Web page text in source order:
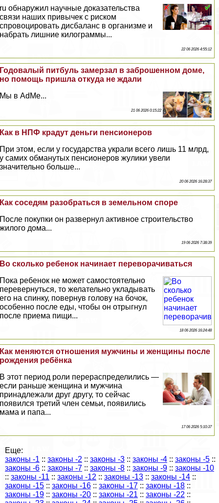
ru обнаружил научные доказательства
связи наших привычек с риском
спровоцировать дисбаланс в организме и
набрать лишние килограммы...
22 06 2026 4:55:12
Годовалый питбуль замерзал в заброшенном доме,
но помощь пришла откуда не ждали
Мы в AdMe...
21 06 2026 0:15:22
Как в НПФ крадут деньги пенсионеров
При этом, если у государства украли всего лишь 11 млрд,
у самих обманутых пенсионеров жулики увели
значительно больше...
20 06 2026 16:28:37
Как соседям разобраться в земельном споре
После покупки он развернул активное строительство
жилого дома...
19 06 2026 7:38:39
Во сколько ребенок начинает переворачиваться
Пока ребенок не может самостоятельно
перевернуться, то желательно укладывать
его на спинку, повернув голову на бочок,
особенно после еды, чтобы он отрыгнул
после приема пищи...
18 06 2026 16:24:48
Как меняются отношения мужчины и женщины после
рождения ребёнка
В этот период роли перераспределились —
если раньше женщина и мужчина
принадлежали друг другу, то сейчас
появился третий члeн семьи, появились
мама и папа...
17 06 2026 5:10:37
Еще:
законы -1 :: законы -2 :: законы -3 :: законы -4 :: законы -5 ::
законы -6 :: законы -7 :: законы -8 :: законы -9 :: законы -10
:: законы -11 :: законы -12 :: законы -13 :: законы -14 ::
законы -15 :: законы -16 :: законы -17 :: законы -18 ::
законы -19 :: законы -20 :: законы -21 :: законы -22 ::